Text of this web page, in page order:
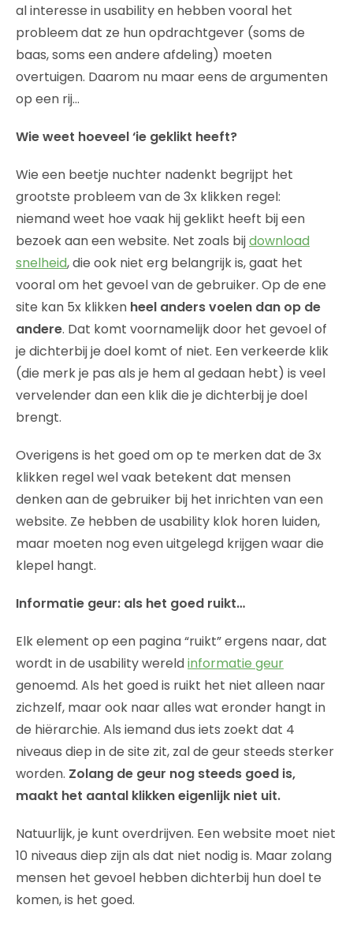
al interesse in usability en hebben vooral het
probleem dat ze hun opdrachtgever (soms de
baas, soms een andere afdeling) moeten
overtuigen. Daarom nu maar eens de argumenten
op een rij…
Wie weet hoeveel ‘ie geklikt heeft?
Wie een beetje nuchter nadenkt begrijpt het
grootste probleem van de 3x klikken regel:
niemand weet hoe vaak hij geklikt heeft bij een
bezoek aan een website. Net zoals bijdownload
snelheid, die ook niet erg belangrijk is, gaat het
vooral om het gevoel van de gebruiker. Op de ene
site kan 5x klikken heel anders voelen dan op de
andere. Dat komt voornamelijk door het gevoel of
je dichterbij je doel komt of niet. Een verkeerde klik
(die merk je pas als je hem al gedaan hebt) is veel
vervelender dan een klik die je dichterbij je doel
brengt.
Overigens is het goed om op te merken dat de 3x
klikken regel wel vaak betekent dat mensen
denken aan de gebruiker bij het inrichten van een
website. Ze hebben de usability klok horen luiden,
maar moeten nog even uitgelegd krijgen waar die
klepel hangt.
Informatie geur: als het goed ruikt…
Elk element op een pagina “ruikt” ergens naar, dat
wordt in de usability wereldinformatie geur
genoemd. Als het goed is ruikt het niet alleen naar
zichzelf, maar ook naar alles wat eronder hangt in
de hiërarchie. Als iemand dus iets zoekt dat 4
niveaus diep in de site zit, zal de geur steeds sterker
worden. Zolang de geur nog steeds goed is,
maakt het aantal klikken eigenlijk niet uit.
Natuurlijk, je kunt overdrijven. Een website moet niet
10 niveaus diep zijn als dat niet nodig is. Maar zolang
mensen het gevoel hebben dichterbij hun doel te
komen, is het goed.